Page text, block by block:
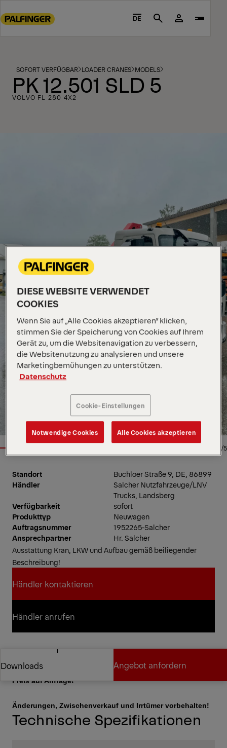
to
footer
content
DE Search
SOFORT VERFÜGBAR LOADER CRANES MODELS
PK 12.501 SLD 5
VOLVO FL 280 4X2
1/5
Standort
Buchloer Straße 9, DE, 86899
Händler
Salcher Nutzfahrzeuge/LNV
Trucks, Landsberg
Verfügbarkeit
sofort
Produkttyp
Neuwagen
Auftragsnummer
1952265-Salcher
Ansprechpartner
Hr. Salcher
Ausstattung Kran, LKW und Aufbau gemäß beiliegender
Beschreibung!
Händler kontaktieren
Händler kontaktieren
Händler anrufen
Händler anrufen
Downloads
Angebot anfordern
NEU ohne Erstzulassung!
Preis auf Anfrage!
Änderungen, Zwischenverkauf und Irrtümer vorbehalten!
Technische Spezifikationen
DIESE WEBSITE VERWENDET
COOKIES
Wenn Sie auf „Alle Cookies akzeptieren“ klicken,
stimmen Sie der Speicherung von Cookies auf Ihrem
Gerät zu, um die Websitenavigation zu verbessern,
die Websitenutzung zu analysieren und unsere
Marketingbemühungen zu unterstützen.
Datenschutz
Cookie-Einstellungen
Notwendige Cookies Alle Cookies akzeptieren